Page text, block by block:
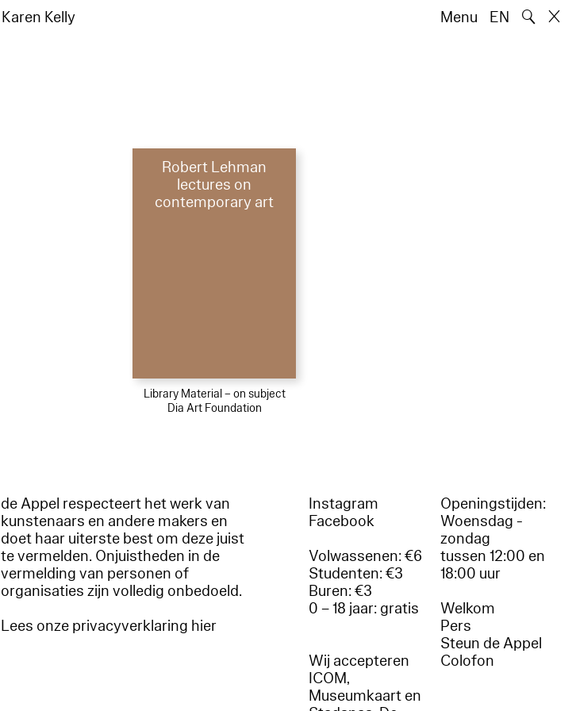
Karen Kelly Menu EN 🔍
Robert Lehman
lectures on
contemporary art
Library Material – on subject
Dia Art Foundation
de Appel respecteert het werk van
kunstenaars en andere makers en
doet haar uiterste best om deze juist
te vermelden. Onjuistheden in de
vermelding van personen of
organisaties zijn volledig onbedoeld.
Lees onze privacyverklaring hier
Instagram
Facebook
Volwassenen: €6
Studenten: €3
Buren: €3
0 – 18 jaar: gratis
Wij accepteren
ICOM,
Museumkaart en
Openingstijden:
Woensdag -
zondag
tussen 12:00 en
18:00 uur
Welkom
Pers
Steun de Appel
Colofon